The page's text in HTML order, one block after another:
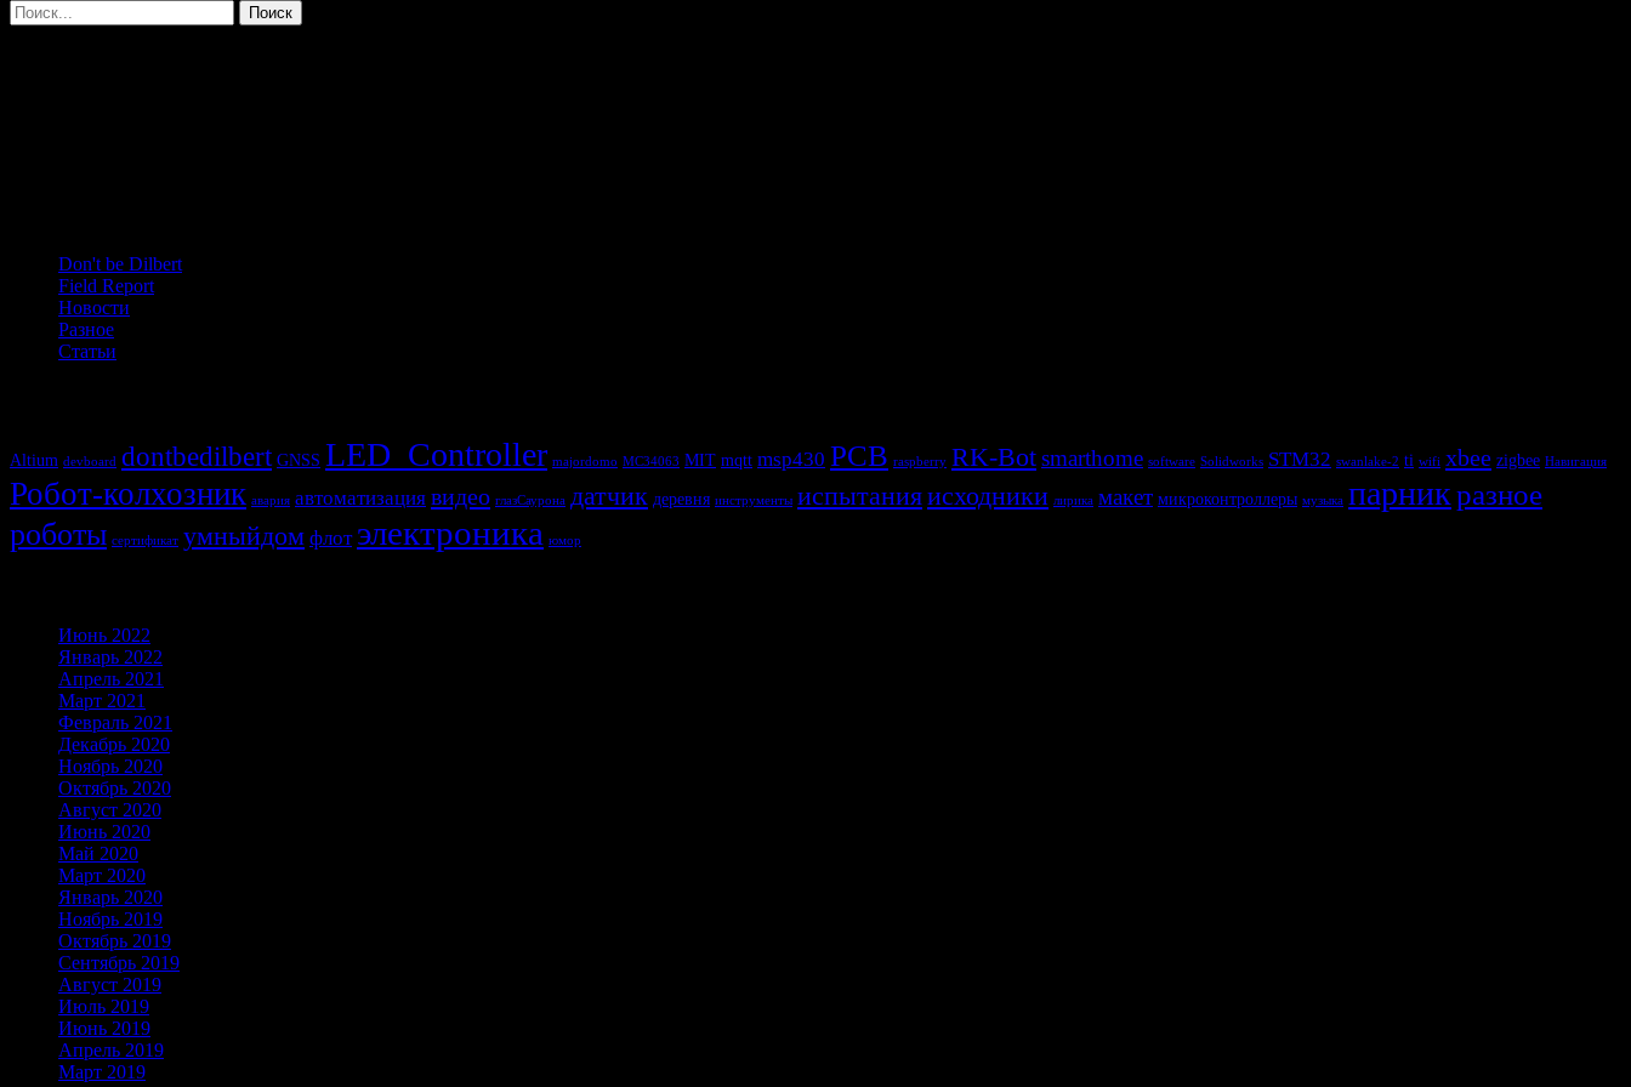
Поиск:
Поиск
Don't be Dilbert
Field Report
Новости
Разное
Статьи
Altium devboard dontbedilbert GNSS LED_Controller majordomo MC34063 MIT mqtt msp430 PCB raspberry RK-Botsmarthome software Solidworks STM32 swanlake-2 ti wifi xbee zigbee Навигация
Робот-колхозник авария автоматизация видео глазСаурона датчик деревня инструменты испытанияисходники лирика макет микроконтроллеры музыка парникразное
роботы сертификат умныйдом флот электроника юмор
Июнь 2022
Январь 2022
Апрель 2021
Март 2021
Февраль 2021
Декабрь 2020
Ноябрь 2020
Октябрь 2020
Август 2020
Июнь 2020
Май 2020
Март 2020
Январь 2020
Ноябрь 2019
Октябрь 2019
Сентябрь 2019
Август 2019
Июль 2019
Июнь 2019
Апрель 2019
Март 2019